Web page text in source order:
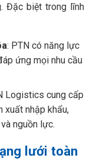
Đặc biệt trong lĩnh
: PTN có năng lực
ứng mọi nhu cầu
Logistics cung cấp
xuất nhập khẩu,
nguồn lực.
lưới toàn